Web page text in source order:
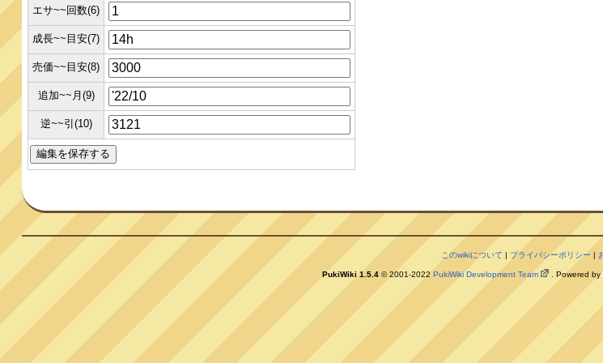
エサ~~回数(6)
成長~~目安(7)
売価~~目安(8)
追加~~月(9)
逆~~引(10)
このwikiについて | プライバシーポリシー |
PukiWiki 1.5.4 © 2001-2022 PukiWiki Development Team . Powered